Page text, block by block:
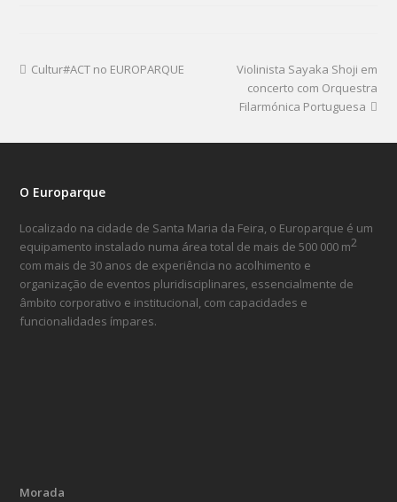
Cultur#ACT no EUROPARQUE
Violinista Sayaka Shoji em
concerto com Orquestra
Filarmónica Portuguesa
O Europarque
Localizado na cidade de Santa Maria da Feira, o Europarque é um
equipamento instalado numa área total de mais de 500 000 m2
com mais de 30 anos de experiência no acolhimento e
organização de eventos pluridisciplinares, essencialmente de
âmbito corporativo e institucional, com capacidades e
funcionalidades ímpares.
Morada